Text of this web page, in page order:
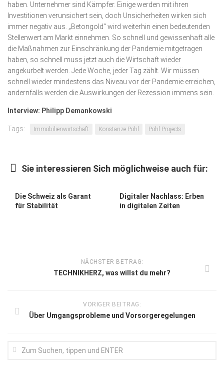
haben. Unternehmer sind Kämpfer. Einige werden mit ihren
Investitionen verunsichert sein, doch Unsicher­heiten wirken sich
immer negativ aus. „Betongold“ wird weiterhin einen bedeutenden
Stellenwert am Markt einnehmen. So schnell und gewissenhaft alle
die Maßnahmen zur Ein­schrän­kung der Pandemie mitgetragen
haben, so schnell muss jetzt auch die Wirtschaft wieder
angekurbelt werden. Jede Woche, jeder Tag zählt. Wir müssen
schnell wieder mindestens das Niveau vor der Pandemie erreichen,
andernfalls werden die Auswirkungen der Rezession immens sein.
Interview: Philipp Demankowski
Tags: Immobilienwirtschaft Konstanze Pohl Pohl Projects
Sie interessieren Sich möglichweise auch für:
Die Schweiz als Garant
für Stabilität
Digitaler Nachlass: Erben
in digitalen Zeiten
NÄCHSTER BETRAG:
TECHNIKHERZ, was willst du mehr?
VORIGER BEITRAG:
Über Umgangsprobleme und Vorsorgeregelungen